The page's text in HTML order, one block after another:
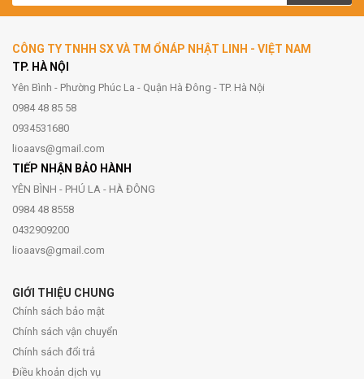
CÔNG TY TNHH SX VÀ TM ỔNÁP NHẬT LINH - VIỆT NAM
TP. HÀ NỘI
Yên Bình - Phường Phúc La - Quận Hà Đông - TP. Hà Nội
0984 48 85 58
0934531680
lioaavs@gmail.com
TIẾP NHẬN BẢO HÀNH
YÊN BÌNH - PHÚ LA - HÀ ĐÔNG
0984 48 8558
0432909200
lioaavs@gmail.com
GIỚI THIỆU CHUNG
Chính sách bảo mật
Chính sách vận chuyển
Chính sách đổi trả
Điều khoản dịch vụ